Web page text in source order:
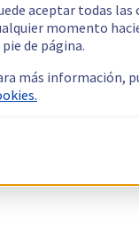
aceptar todas
momento
de página.
más información,